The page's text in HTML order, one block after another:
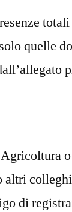
quelle
colleghi
di